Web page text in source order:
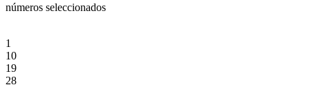
números seleccionados
1
10
19
28